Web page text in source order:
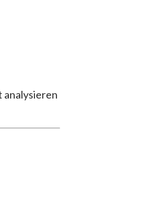
analysieren